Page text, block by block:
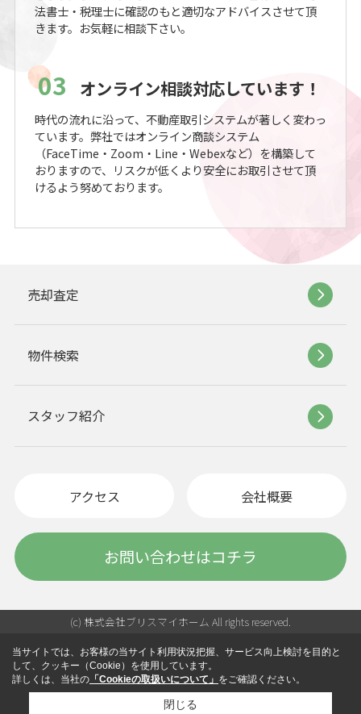
法書士・税理士に確認のもと適切なアドバイスさせて頂
きます。お気軽に相談下さい。
03 オンライン相談対応しています！
時代の流れに沿って、不動産取引システムが著しく変わっ
ています。弊社ではオンライン商談システム
（FaceTime・Zoom・Line・Webexなど）を構築して
おりますので、リスクが低くより安全にお取引させて頂
けるよう努めております。
売却査定
物件検索
スタッフ紹介
アクセス 会社概要
お問い合わせはコチラ
(c) 株式会社ブリスマイホーム All rights reserved.
当サイトでは、お客様の当サイト利用状況把握、サービス向上検討を目的と
して、クッキー（Cookie）を使用しています。
詳しくは、当社の 「Cookieの取扱いについて」 をご確認ください。
閉じる